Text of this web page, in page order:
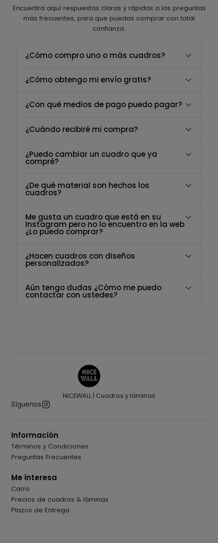
Encuentra aquí respuestas claras y rápidas a las preguntas
más frecuentes, para que puedas comprar con total
confianza.
¿Cómo compro uno o más cuadros?
¿Cómo obtengo mi envío gratis?
¿Con qué medios de pago puedo pagar?
¿Cuándo recibiré mi compra?
¿Puedo cambiar un cuadro que ya
compré?
¿De qué material son hechos los
cuadros?
Me gusta un cuadro que está en su
Instagram pero no lo encuentro en la web
¿Lo puedo comprar?
¿Hacen cuadros con diseños
personalizados?
Aún tengo dudas ¿Cómo me puedo
contactar con ustedes?
NICEWALL | Cuadros y láminas
Síguenos
Información
Términos y Condiciones
Preguntas Frecuentes
Me interesa
Carro
Precios de cuadros & láminas
Plazos de Entrega